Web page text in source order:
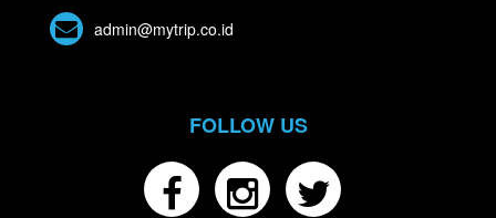
admin@mytrip.co.id
FOLLOW US